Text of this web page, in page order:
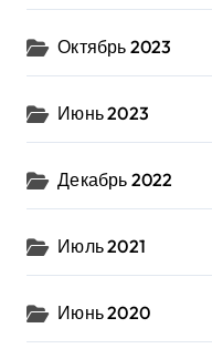
Октябрь 2023
Июнь 2023
Декабрь 2022
Июль 2021
Июнь 2020